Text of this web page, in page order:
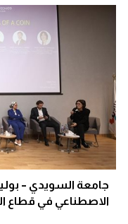
جامعة السويدي –
الاصطناعي في قطاع